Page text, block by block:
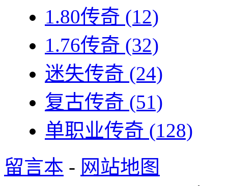
1.80传奇 (12)
1.76传奇 (32)
迷失传奇 (24)
复古传奇 (51)
单职业传奇 (128)
留言本 - 网站地图